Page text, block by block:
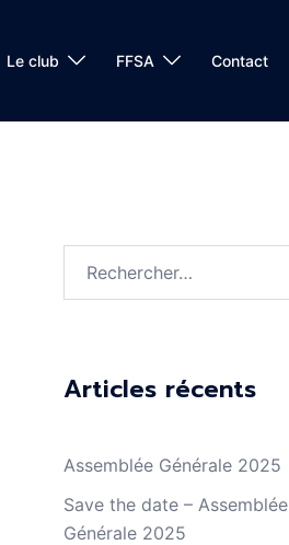
Le club FFSA Contact
Articles récents
Assemblée Générale 2025
Save the date – Assemblée
Générale 2025